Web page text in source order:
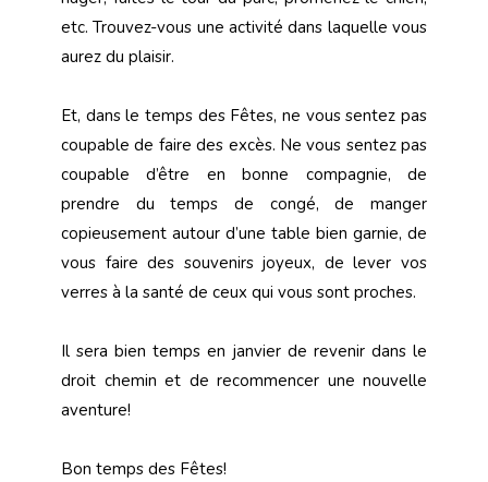
etc. Trouvez-vous une activité dans laquelle vous
aurez du plaisir.
Et, dans le temps des Fêtes, ne vous sentez pas
coupable de faire des excès. Ne vous sentez pas
coupable d’être en bonne compagnie, de
prendre du temps de congé, de manger
copieusement autour d’une table bien garnie, de
vous faire des souvenirs joyeux, de lever vos
verres à la santé de ceux qui vous sont proches.
Il sera bien temps en janvier de revenir dans le
droit chemin et de recommencer une nouvelle
aventure!
Bon temps des Fêtes!